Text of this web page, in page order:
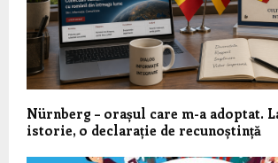
Nürnberg – orașul care m-a adoptat.
istorie, o declarație de recunoștință